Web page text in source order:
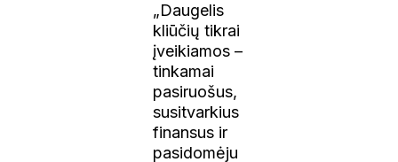
„Daugelis
kliūčių tikrai
įveikiamos –
tinkamai
pasiruošus,
susitvarkius
finansus ir
pasidomėju